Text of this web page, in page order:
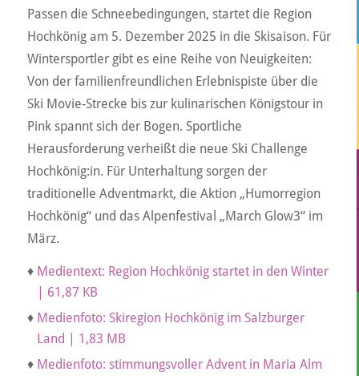
Passen die Schneebedingungen, startet die Region
Hochkönig am 5. Dezember 2025 in die Skisaison. Für
Wintersportler gibt es eine Reihe von Neuigkeiten:
Von der familienfreundlichen Erlebnispiste über die
Ski Movie-Strecke bis zur kulinarischen Königstour in
Pink spannt sich der Bogen. Sportliche
Herausforderung verheißt die neue Ski Challenge
Hochkönig:in. Für Unterhaltung sorgen der
traditionelle Adventmarkt, die Aktion „Humorregion
Hochkönig“ und das Alpenfestival „March Glow3“ im
März.
♦ Medientext: Region Hochkönig startet in den Winter
| 61,87 KB
♦ Medienfoto: Skiregion Hochkönig im Salzburger
Land | 1,83 MB
♦ Medienfoto: stimmungsvoller Advent in Maria Alm